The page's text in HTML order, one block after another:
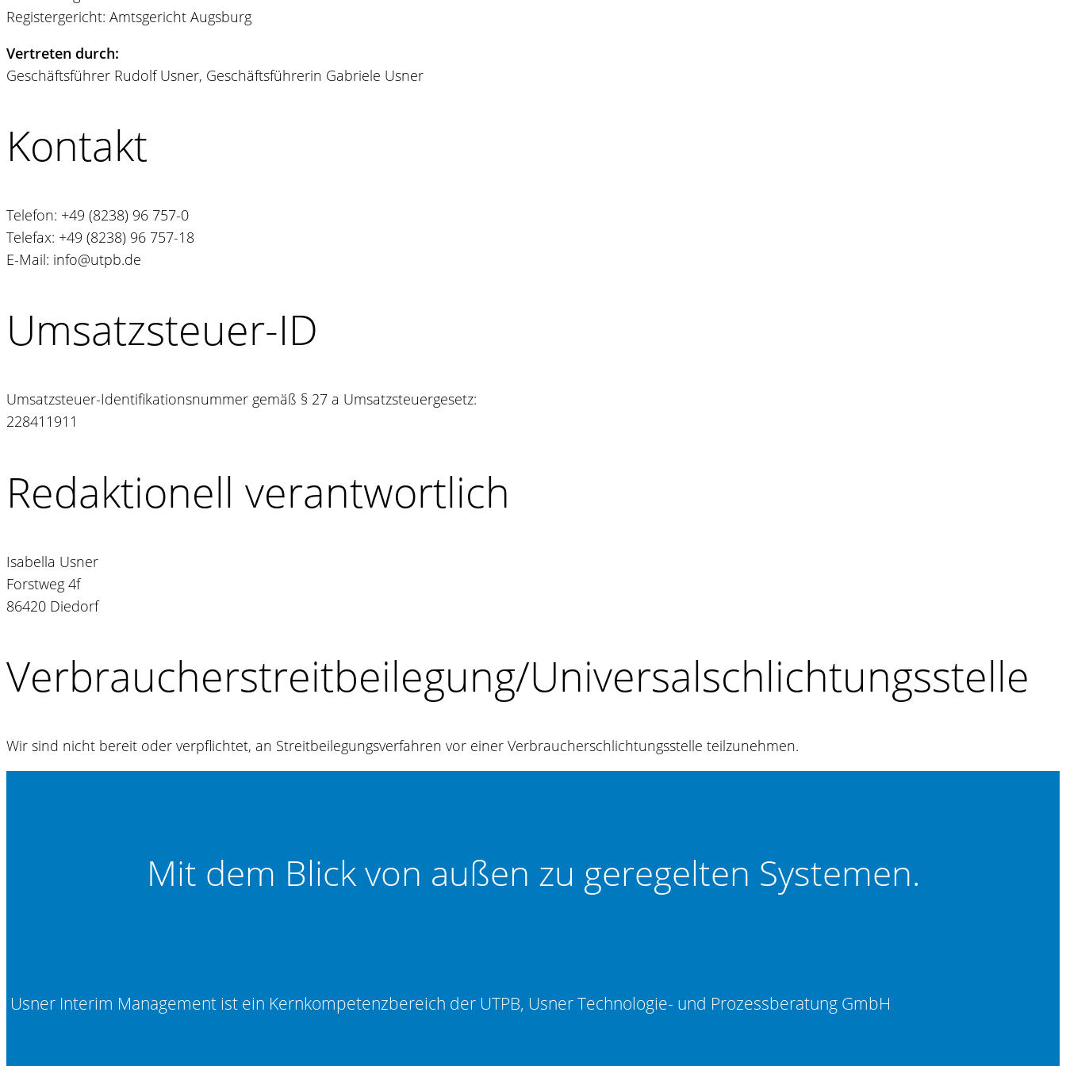
Registergericht: Amtsgericht Augsburg
Vertreten durch:
Geschäftsführer Rudolf Usner, Geschäftsführerin Gabriele Usner
Kontakt
Telefon: +49 (8238) 96 757-0
Telefax: +49 (8238) 96 757-18
E-Mail: info@utpb.de
Umsatzsteuer-ID
Umsatzsteuer-Identifikationsnummer gemäß § 27 a Umsatzsteuergesetz:
228411911
Redaktionell verantwortlich
Isabella Usner
Forstweg 4f
86420 Diedorf
Verbraucher­streit­beilegung/Universal­schlichtungs­stelle
Wir sind nicht bereit oder verpflichtet, an Streitbeilegungsverfahren vor einer Verbraucherschlichtungsstelle teilzunehmen.
Mit dem Blick von außen zu geregelten Systemen.
Usner Interim Management ist ein Kernkompetenzbereich der UTPB, Usner Technologie- und Prozessberatung GmbH